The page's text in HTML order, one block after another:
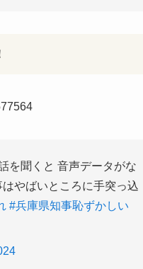
を聞くと 音声データがな
やばいところに手突っ込
#兵庫県知事恥ずかしい